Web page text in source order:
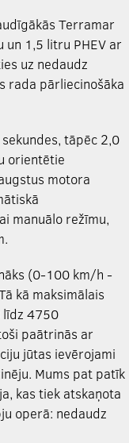
Terramar
1,5 litru PHEV ar
uz nedaudz
rada pārliecinošāka
tāpēc 2,0
orientētie
motora
manuālo režīmu,
(0-100 km/h -
kā maksimālais
līdz 4750
paātrinās ar
jūtas ievērojami
Mums pat patīk
kas tiek atskaņota
operā: nedaudz